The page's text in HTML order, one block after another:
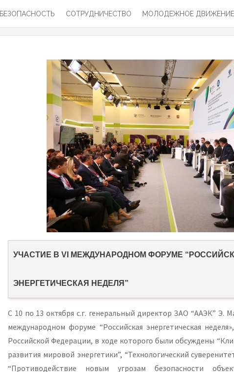
БЕЗОПАСНОСТЬ СОТРУДНИЧЕСТВО МОЛОДЕЖНОЕ ДВИЖЕНИЕ
УЧАСТИЕ В VI МЕЖДУНАРОДНОМ ФОРУМЕ
ЭНЕРГЕТИЧЕСКАЯ НЕДЕЛЯ”
С 10 по 13 октября с.г. генеральный директор ЗАО “ААЭК” Э.
международном форуме “Российская энергетическая
Российской Федерации, в ходе которого были обсуждены
развития мировой энергетики”, “Технологический
“Противодействие новым угрозам безопасности